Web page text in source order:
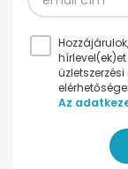
Az